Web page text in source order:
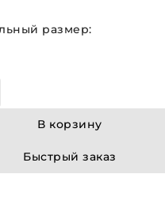
размер:
В корзину
Быстрый заказ